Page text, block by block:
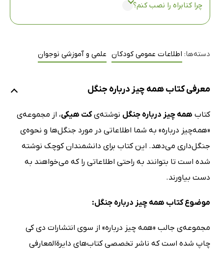
چرا کتابراه را نصب کنم؟
دسته‌ها: اطلاعات عمومی کودکان علمی و آموزشی نوجوان
معرفی کتاب همه چیز درباره جنگل
کتاب همه چیز درباره جنگل نوشته‌یکت هیکی، از مجموعه‌ی
«همه‌چیز درباره» به شما اطلاعاتی در مورد جنگل‌ها و نحوه‌ی
جنگل‌داری می‌دهد. این کتاب برای دانشمندان کوچک نوشته‌
شده است تا بتوانند به راحتی اطلاعاتی را که می‌خواهند به
دست بیاورند.
موضوع کتاب همه چیز درباره جنگل:
مجموعه‌ی جالب «همه چیز درباره» از سوی انتشارات دی کی
چاپ شده است که ناشر تخصصی کتاب‌های دایرةالمعارفی